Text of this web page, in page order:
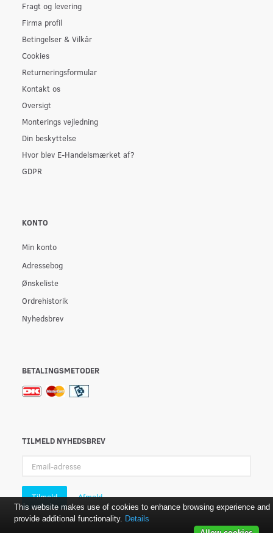
Fragt og levering
Firma profil
Betingelser & Vilkår
Cookies
Returneringsformular
Kontakt os
Oversigt
Monterings vejledning
Din beskyttelse
Hvor blev E-Handelsmærket af?
GDPR
KONTO
Min konto
Adressebog
Ønskeliste
Ordrehistorik
Nyhedsbrev
BETALINGSMETODER
TILMELD NYHEDSBREV
adresse
Tilmeld Afmeld
This website makes use of cookies to enhance browsing experience and
provide additional functionality. Details